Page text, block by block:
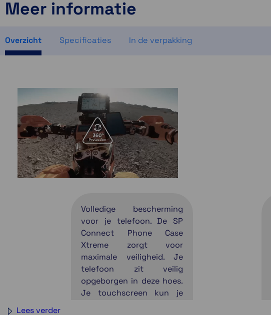
Meer informatie
Overzicht Specificaties In de verpakking
Volledige bescherming
voor je telefoon. De SP
Connect Phone Case
Xtreme zorgt voor
maximale veiligheid. Je
telefoon zit veilig
opgeborgen in deze hoes.
Je touchscreen kun je
Lees verder